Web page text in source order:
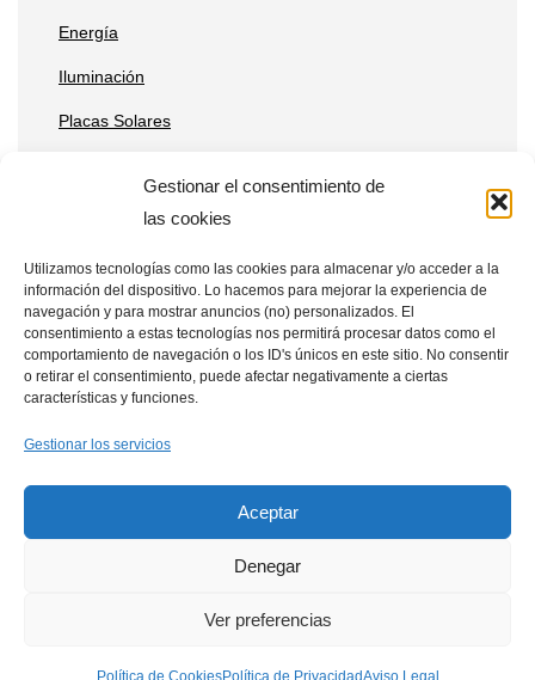
Gestionar el consentimiento de
las cookies
Utilizamos tecnologías como las cookies para almacenar y/o acceder a la
información del dispositivo. Lo hacemos para mejorar la experiencia de
navegación y para mostrar anuncios (no) personalizados. El
consentimiento a estas tecnologías nos permitirá procesar datos como el
comportamiento de navegación o los ID's únicos en este sitio. No consentir
o retirar el consentimiento, puede afectar negativamente a ciertas
características y funciones.
Gestionar los servicios
Aceptar
Denegar
Ver preferencias
Política de CookiesPolítica de PrivacidadAviso Legal
Energía
Iluminación
Placas Solares
Entradas recientes
Qué ventajas tienen las placas solares en estaciones de
telecomunicaciones remotas
Aviso Legal Política de Privacidad